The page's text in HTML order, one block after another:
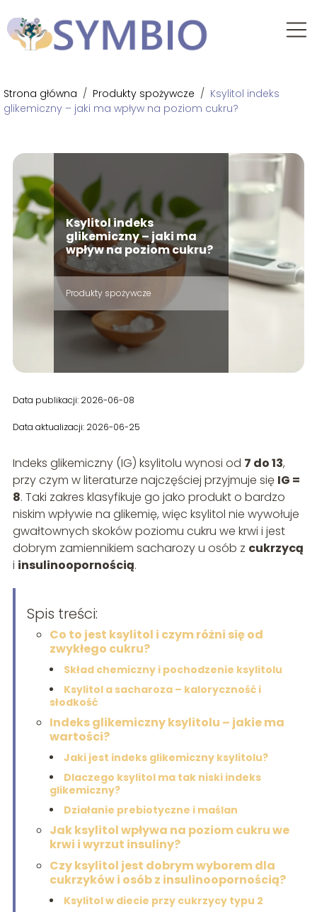
Strona główna / Produkty spożywcze / Ksylitol indeks
glikemiczny – jaki ma wpływ na poziom cukru?
Ksylitol indeks
glikemiczny – jaki ma
wpływ na poziom cukru?
Produkty spożywcze
Data publikacji: 2026-06-08
Data aktualizacji: 2026-06-25
Indeks glikemiczny (IG) ksylitolu wynosi od 7 do 13,
przy czym w literaturze najczęściej przyjmuje się IG =
8. Taki zakres klasyfikuje go jako produkt o bardzo
niskim wpływie na glikemię, więc ksylitol nie wywołuje
gwałtownych skoków poziomu cukru we krwi i jest
dobrym zamiennikiem sacharozy u osób z cukrzycą
i insulinoopornością.
Spis treści:
Co to jest ksylitol i czym różni się od
zwykłego cukru?
Skład chemiczny i pochodzenie ksylitolu
Ksylitol a sacharoza – kaloryczność i
słodkość
Indeks glikemiczny ksylitolu – jakie ma
wartości?
Jaki jest indeks glikemiczny ksylitolu?
Dlaczego ksylitol ma tak niski indeks
glikemiczny?
Działanie prebiotyczne i maślan
Jak ksylitol wpływa na poziom cukru we
krwi i wyrzut insuliny?
Czy ksylitol jest dobrym wyborem dla
cukrzyków i osób z insulinoopornością?
Ksylitol w diecie przy cukrzycy typu 2